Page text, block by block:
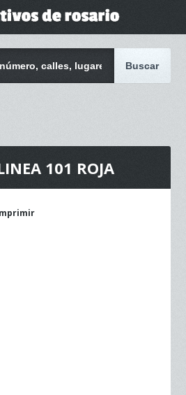
101 ROJA